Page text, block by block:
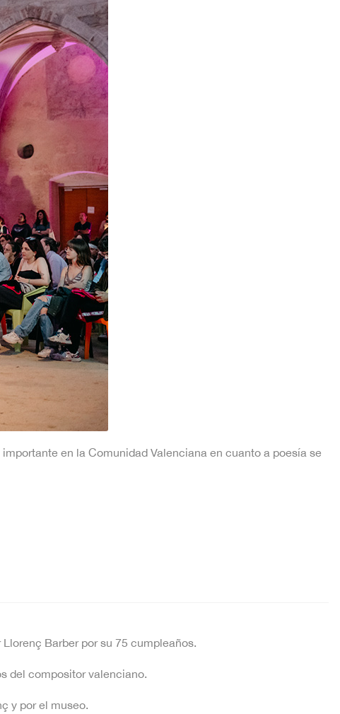
en la Comunidad Valenciana en cuanto a poesía se
Barber por su 75 cumpleaños.
del compositor valenciano.
y por el museo.